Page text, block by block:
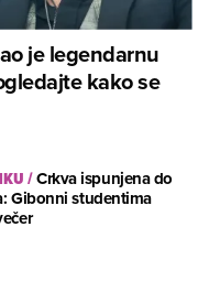
je legendarnu
kako se
/Crkva ispunjena do
Gibonni studentima